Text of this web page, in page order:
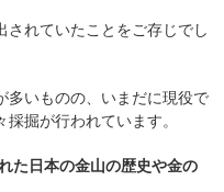
されていたことをご存じでし
多いものの、いまだに現役で
掘が行われています。
た日本の金山の歴史や金の